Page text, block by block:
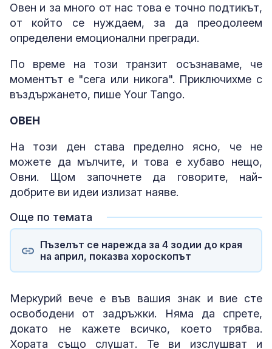
Овен и за много от нас това е точно подтикът,
от който се нуждаем, за да преодолеем
определени емоционални прегради.
По време на този транзит осъзнаваме, че
моментът е "сега или никога". Приключихме с
въздържането, пише Your Tango.
ОВЕН
На този ден става пределно ясно, че не
можете да мълчите, и това е хубаво нещо,
Овни. Щом започнете да говорите, най-
добрите ви идеи излизат наяве.
Още по темата
Пъзелът се нарежда за 4 зодии до края
на април, показва хороскопът
Меркурий вече е във вашия знак и вие сте
освободени от задръжки. Няма да спрете,
докато не кажете всичко, което трябва.
Хората също слушат. Те ви изслушват и